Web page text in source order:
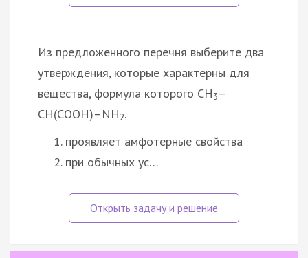
Из предложенного перечня выберите два
утверждения, которые характерны для
вещества, формула которого CH3–
CH(COOH)–NH2.
проявляет амфотерные свойства
при обычных ус…